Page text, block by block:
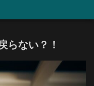
らない？！